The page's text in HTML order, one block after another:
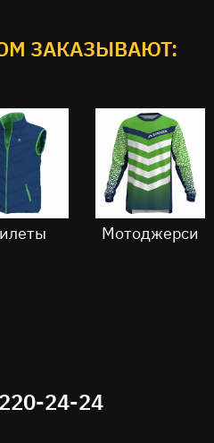
ЗАКАЗЫВАЮТ:
Мотоджерси
24-24